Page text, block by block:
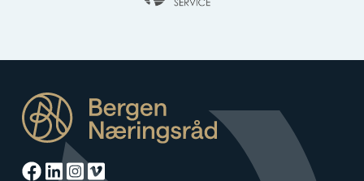
Facebook
Linkedin
Instagram
Vimeo